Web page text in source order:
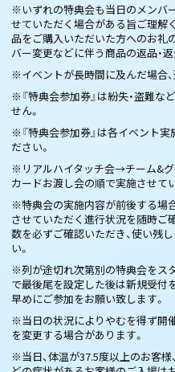
※いずれの特典会も当日のメンバ
せていただく場合がある旨ご理解
品をご購入いただいた方へのお礼
バー変更などに伴う商品の返品・
※イベントが長時間に及んだ場合
※『特典会参加券』は紛失・盗難
せん。
※『特典会参加券』は各イベント
ださい。
※リアルハイタッチ会→チーム&
カードお渡し会の順で実施させて
※特典会の実施内容が前後する場
させていただく進行状況を随時ご
数を必ずご確認いただき、使い残
い。
※列が途切れ次第別の特典会をス
で最後尾を設定した後は新規受付
早めにご参加をお願い致します。
※当日の状況によりやむを得ず開
を変更する場合があります。
※当日、体温が37.5度以上のお客